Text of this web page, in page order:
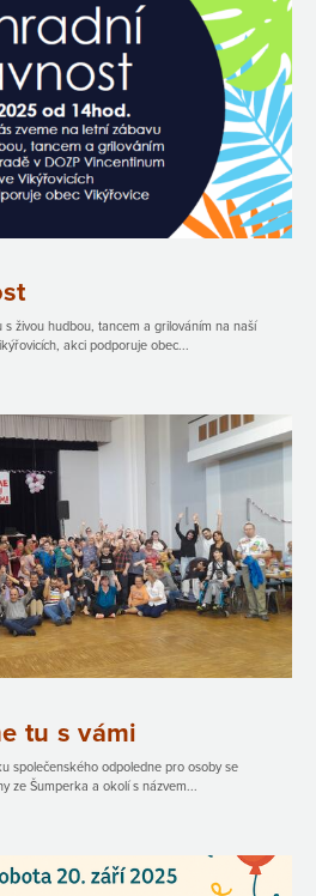
živou hudbou, tancem a grilováním na naší
akci podporuje obec...
tu s vámi
společenského odpoledne pro osoby se
ze Šumperka a okolí s názvem...